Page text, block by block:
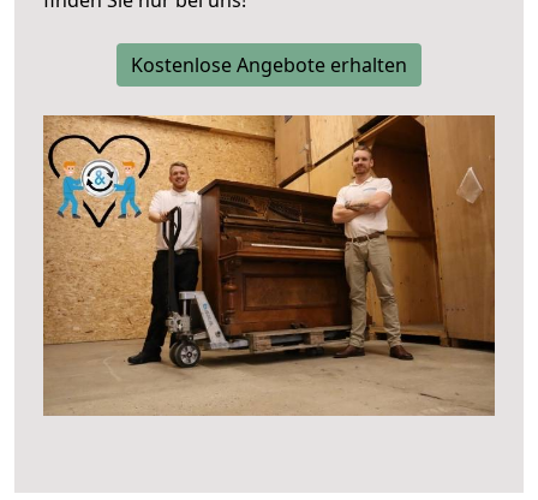
Kostenlose Angebote erhalten